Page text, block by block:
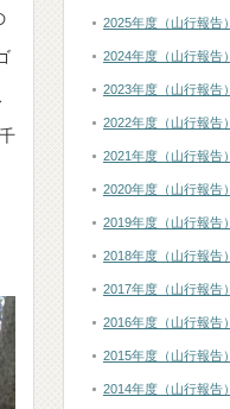
2025年度（山行報告）
2024年度（山行報告）
2023年度（山行報告）
2022年度（山行報告）
2021年度（山行報告）
2020年度（山行報告）
2019年度（山行報告）
2018年度（山行報告）
2017年度（山行報告）
2016年度（山行報告）
2015年度（山行報告）
2014年度（山行報告）